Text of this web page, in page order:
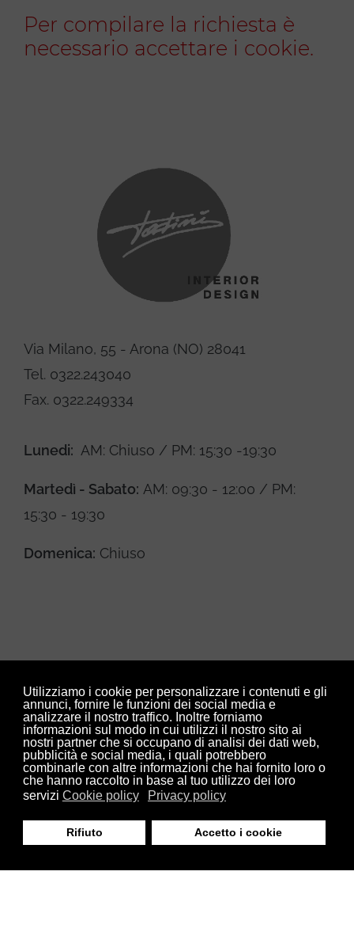
Utilizziamo i cookie per personalizzare i contenuti e gli
annunci, fornire le funzioni dei social media e
analizzare il nostro traffico. Inoltre forniamo
informazioni sul modo in cui utilizzi il nostro sito ai
nostri partner che si occupano di analisi dei dati web,
pubblicità e social media, i quali potrebbero
combinarle con altre informazioni che hai fornito loro o
che hanno raccolto in base al tuo utilizzo dei loro
servizi Cookie policy Privacy policy
Rifiuto Accetto i cookie
Per compilare la richiesta è
necessario accettare i cookie.
Via Milano, 55 - Arona (NO) 28041
Tel. 0322.243040
Fax. 0322.249334
Lunedi: AM: Chiuso / PM: 15:30 -19:30
Martedì - Sabato: AM: 09:30 - 12:00 / PM:
15:30 - 19:30
Domenica: Chiuso
Site Map-Cookie Policy-Privacy Policy
Condividi
© 2020 Tadini Arredamenti di Federica e Giacomo Tadini s.n.c. P.IVA